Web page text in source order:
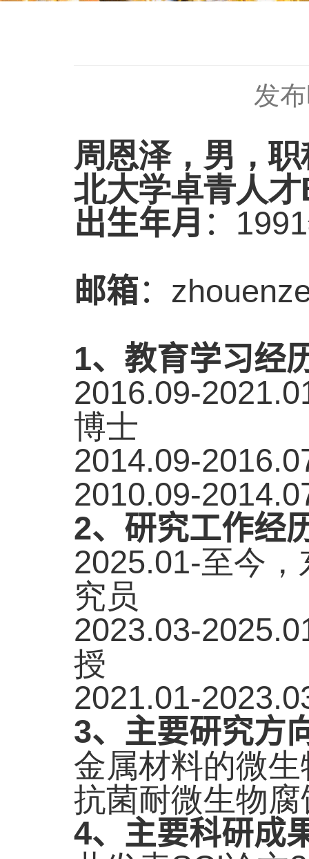
发
周恩泽，男，
北大学卓青人
出生年月 ： 1991
邮箱：
1、教育学习经
2016.09-
博士
2014.09-
2010.09-
2、研究工作经
2025.01-至今，
究员
2023.03-
授
2021.01-
3、主要研究方
金属材料的微
抗菌耐微生物
4、主要科研成